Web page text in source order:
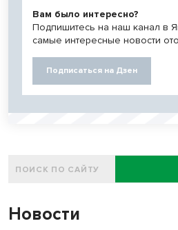
Вам было интересно?
Подпишитесь на наш канал в
самые интересные новости
Подписаться на Дзен
Новости